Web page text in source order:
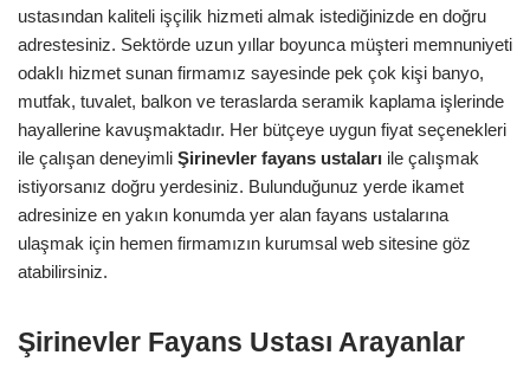
ustasından kaliteli işçilik hizmeti almak istediğinizde en doğru
adrestesiniz. Sektörde uzun yıllar boyunca müşteri memnuniyeti
odaklı hizmet sunan firmamız sayesinde pek çok kişi banyo,
mutfak, tuvalet, balkon ve teraslarda seramik kaplama işlerinde
hayallerine kavuşmaktadır. Her bütçeye uygun fiyat seçenekleri
ile çalışan deneyimli Şirinevler fayans ustaları ile çalışmak
istiyorsanız doğru yerdesiniz. Bulunduğunuz yerde ikamet
adresinize en yakın konumda yer alan fayans ustalarına
ulaşmak için hemen firmamızın kurumsal web sitesine göz
atabilirsiniz.
Şirinevler Fayans Ustası Arayanlar